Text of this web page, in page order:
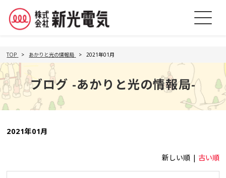
TOP あかりと光の情報局 2021年01月
ブログ -あかりと光の情報局-
2021年01月
新しい順 | 古い順